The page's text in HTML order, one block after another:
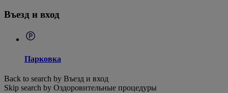
Въезд и вход
Парковка
Back to search by Въезд и вход
Skip search by Оздоровительные процедуры